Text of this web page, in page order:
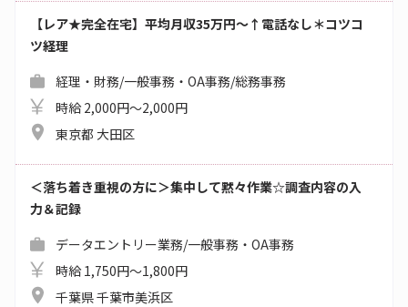
【レア★完全在宅】平均月収35万円～↑電話なし＊コツコ
ツ経理
経理・財務/一般事務・OA事務/総務事務
時給 2,000円～2,000円
東京都 大田区
＜落ち着き重視の方に＞集中して黙々作業☆調査内容の入
力＆記録
データエントリー業務/一般事務・OA事務
時給 1,750円～1,800円
千葉県 千葉市美浜区